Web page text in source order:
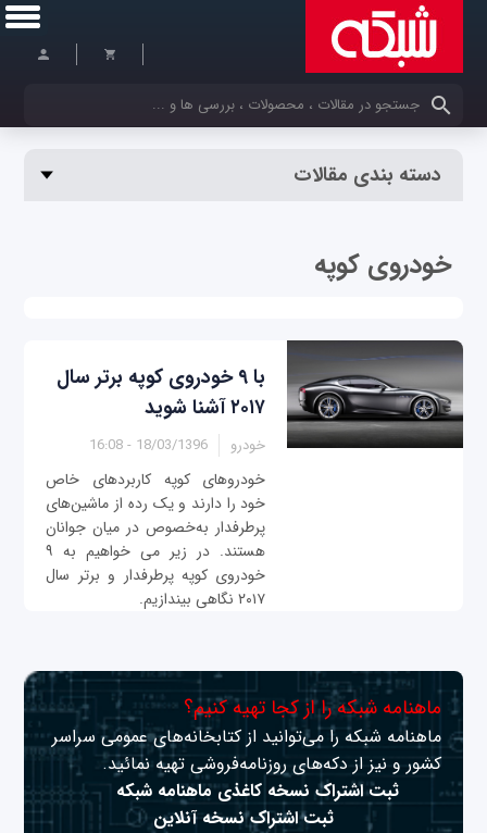
کلمات کلیدی خود را وارد کنید
دسته بندی مقالات
خودروی کوپه
با ۹ خودروی کوپه برتر سال
۲۰۱۷ آشنا شوید
خودرو 18/03/1396 - 16:08
خودروهای کوپه کاربردهای خاص
خود را دارند و یک رده از ماشین‌های
پرطرفدار به‌خصوص در میان جوانان
هستند. در زیر می خواهیم به ۹
خودروی کوپه پرطرفدار و برتر سال
۲۰۱۷ نگاهی بیندازیم.
ماهنامه شبکه را از کجا تهیه کنیم؟
ماهنامه شبکه را می‌توانید از کتابخانه‌های عمومی سراسر
کشور و نیز از دکه‌های روزنامه‌فروشی تهیه نمائید.
ثبت اشتراک نسخه کاغذی ماهنامه شبکه
ثبت اشتراک نسخه آنلاین